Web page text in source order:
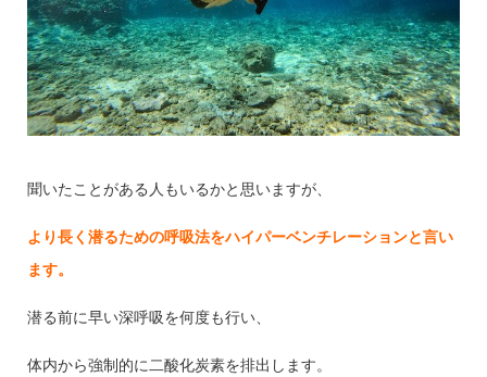
聞いたことがある人もいるかと思いますが、
より長く潜るための呼吸法をハイパーベンチレーションと言い
ます。
潜る前に早い深呼吸を何度も行い、
体内から強制的に二酸化炭素を排出します。